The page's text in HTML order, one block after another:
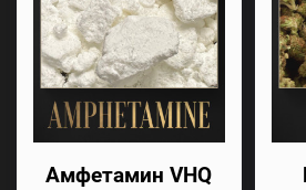
Амфетамин VHQ